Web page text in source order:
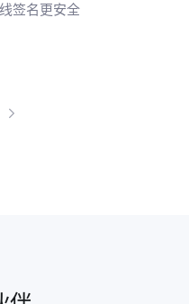
签名更安全